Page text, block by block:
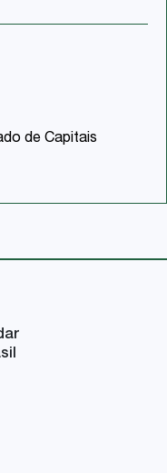
de Capitais